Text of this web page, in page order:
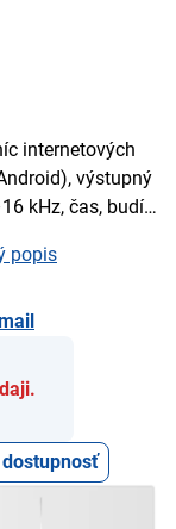
internetových
výstupný
kHz, čas, budík,
popis